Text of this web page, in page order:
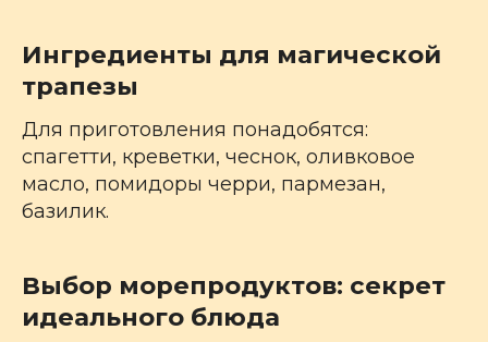
Ингредиенты для магической
трапезы
Для приготовления понадобятся:
спагетти, креветки, чеснок, оливковое
масло, помидоры черри, пармезан,
базилик.
Выбор морепродуктов: секрет
идеального блюда